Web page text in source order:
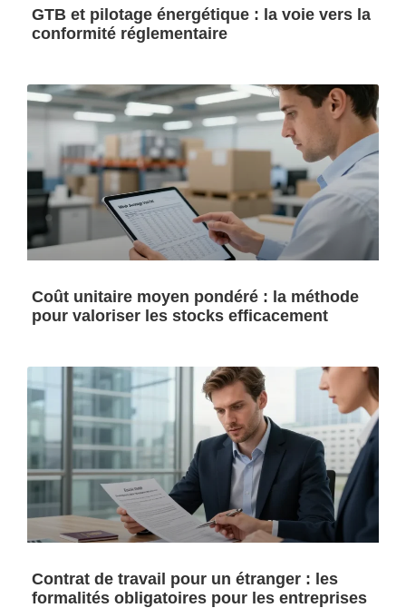
GTB et pilotage énergétique : la voie vers la
conformité réglementaire
Coût unitaire moyen pondéré : la méthode
pour valoriser les stocks efficacement
Contrat de travail pour un étranger : les
formalités obligatoires pour les entreprises